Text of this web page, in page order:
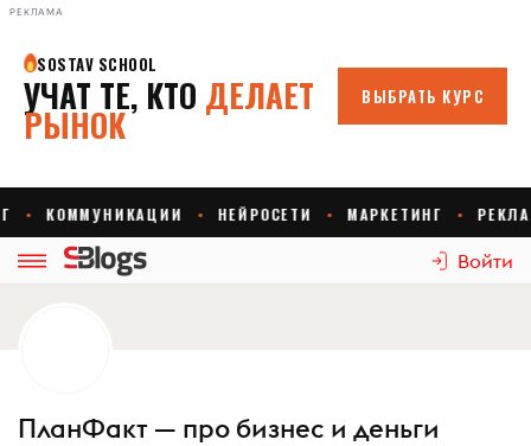
РЕКЛАМА
Войти
ПланФакт — про бизнес и деньги